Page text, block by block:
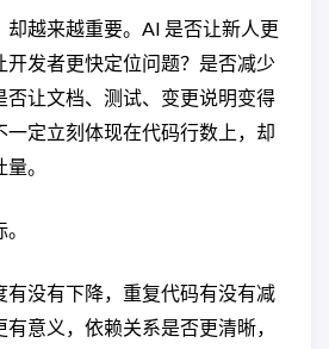
却越来越重要。AI 是否让新人更
开发者更快定位问题？是否减少
否让文档、测试、变更说明变得
一定立刻体现在代码行数上，却
。
有没有下降，重复代码有没有减
意义，依赖关系是否更清晰，